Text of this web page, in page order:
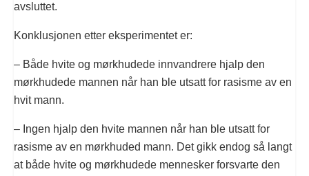
avsluttet.
Konklusjonen etter eksperimentet er:
– Både hvite og mørkhudede innvandrere hjalp den
mørkhudede mannen når han ble utsatt for rasisme av en
hvit mann.
– Ingen hjalp den hvite mannen når han ble utsatt for
rasisme av en mørkhuded mann. Det gikk endog så langt
at både hvite og mørkhudede mennesker forsvarte den